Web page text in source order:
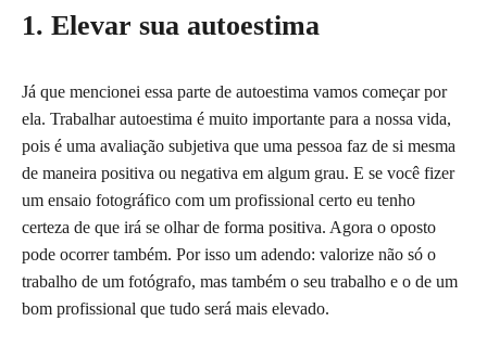
1. Elevar sua autoestima
Já que mencionei essa parte de autoestima vamos começar por
ela. Trabalhar autoestima é muito importante para a nossa vida,
pois é uma avaliação subjetiva que uma pessoa faz de si mesma
de maneira positiva ou negativa em algum grau. E se você fizer
um ensaio fotográfico com um profissional certo eu tenho
certeza de que irá se olhar de forma positiva. Agora o oposto
pode ocorrer também. Por isso um adendo: valorize não só o
trabalho de um fotógrafo, mas também o seu trabalho e o de um
bom profissional que tudo será mais elevado.